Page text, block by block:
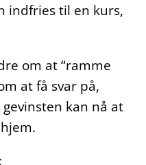
indfries til en kurs,
om at “ramme
at få svar på,
kan nå at